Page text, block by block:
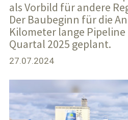
als Vorbild für andere
Der Baubeginn für die
Kilometer lange
Quartal 2025 geplant.
27.07.2024